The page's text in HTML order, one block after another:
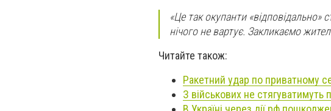
«Це так окупанти
нічого не вартує. Закликаємо
Читайте також:
Ракетний удар по приватному
З військових не стягуватимуть